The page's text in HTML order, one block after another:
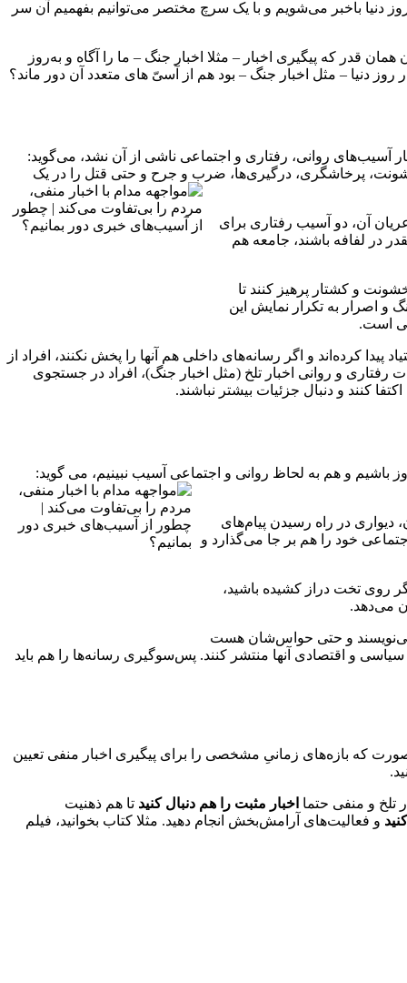
دنیا باخبر می‌شویم و با یک سرچ مختصر می‌توانیم بفهمیم آن سر
قدر که پیگیری اخبار – مثلا اخبار جنگ – ما را آگاه و به‌روز
روز دنیا – مثل اخبار جنگ – بود هم از آسیّ های متعدد آن دور ماند؟
آسیب‌های روانی، رفتاری و اجتماعی ناشی از آن نشد، می‌گوید:
خشونت، پرخاشگری، درگیری‌ها، ضرب و جرح و حتی قتل را در یک
آن، دو آسیب رفتاری برای
در لفافه باشند، جامعه هم
و کشتار پرهیز کنند تا
و اصرار به تکرار نمایش این
است.
کرده‌اند و اگر رسانه‌های داخلی هم آنها را پخش نکنند، افراد از
و روانی اخبار تلخ (مثل اخبار جنگ)، افراد در جستجوی
کنند و دنبال جزئیات بیشتر نباشند.
باشیم و هم به لحاظ روانی و اجتماعی آسیب نبینیم، می گوید:
در راه رسیدن پیام‌های
خود را هم بر جا می‌گذارد و
روی تخت دراز کشیده باشید،
می‌دهد.
می‌نویسند و حتی حواس‌شان هست
و اقتصادی آنها منتشر کنند. پس‌سوگیری رسانه‌ها را هم باید
که بازه‌های زمانیِ مشخصی را برای پیگیری اخبار منفی تعیین
تلخ و منفی حتما اخبار مثبت را هم دنبال کنید تا هم ذهنیت
و فعالیت‌های آرامش‌بخش انجام دهید. مثلا کتاب بخوانید، فیلم